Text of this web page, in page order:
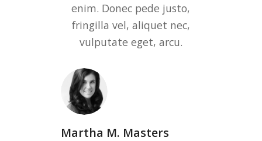
enim. Donec pede justo,
fringilla vel, aliquet nec,
vulputate eget, arcu.
Martha M. Masters
imperdiet a, venenatis
vitae, justo. Nullam dictum
felis eu pede mollis pretium.